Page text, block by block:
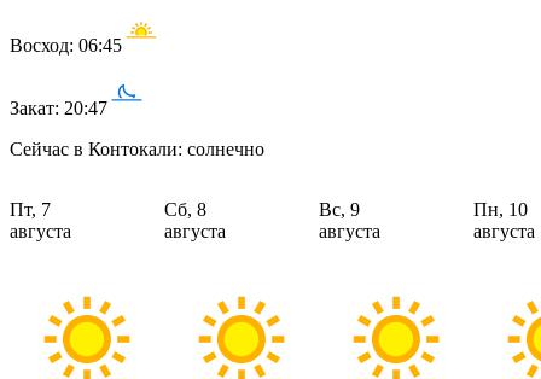
Восход: 06:45
Закат: 20:47
Сейчас в Контокали: солнечно
Пт, 7
августа
Сб, 8
августа
Вс, 9
августа
Пн, 10
августа